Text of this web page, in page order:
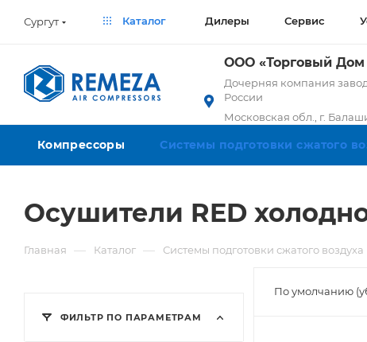
Сургут Каталог Дилеры Сервис
ООО «Торговый
Дочерняя компания
России
Московская обл., г.
Компрессоры Системы подготовки сжатого
Осушители RED
Главная — Каталог — Системы подготовки сжатого воздуха
По умолчанию
ФИЛЬТР ПО ПАРАМЕТРАМ